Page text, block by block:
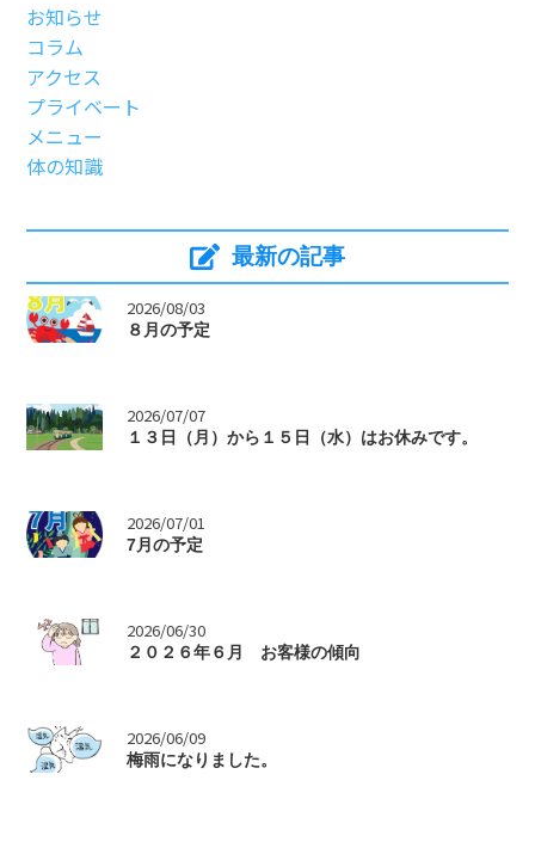
お知らせ
コラム
アクセス
プライベート
メニュー
体の知識
最新の記事
> 2026/08/03
８月の予定
> 2026/07/07
１３日（月）から１５日（水）はお休みです。
> 2026/07/01
7月の予定
> 2026/06/30
２０２６年６月 お客様の傾向
> 2026/06/09
梅雨になりました。